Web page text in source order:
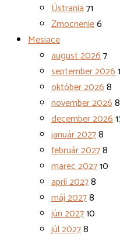
Ústrania71
Zmocnenie6
Mesiace
august 20267
september 2026
október 20268
november 20268
december 2026
január 20278
február 20278
marec 202710
apríl 20278
máj 20278
jún 202710
júl 20278